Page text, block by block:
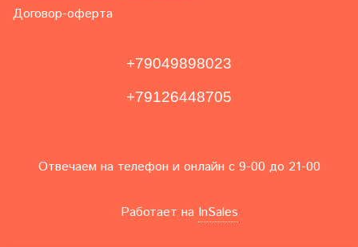
Договор-оферта
+79049898023
+79126448705
Отвечаем на телефон и онлайн с 9-00 до 21-00
Работает на InSales